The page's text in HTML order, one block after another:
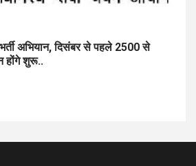
अभियान, दिसंबर से पहले 2500 से
होंगे शुरू..